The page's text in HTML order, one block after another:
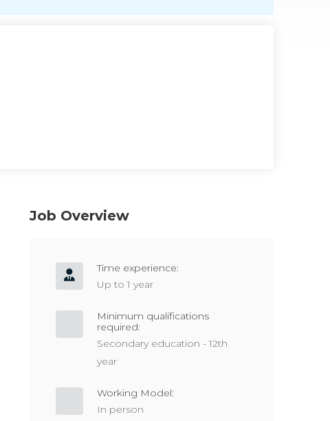
Job Overview
Time experience:
Up to 1 year
Minimum qualifications
required:
Secondary education - 12th
year
Working Model:
In person